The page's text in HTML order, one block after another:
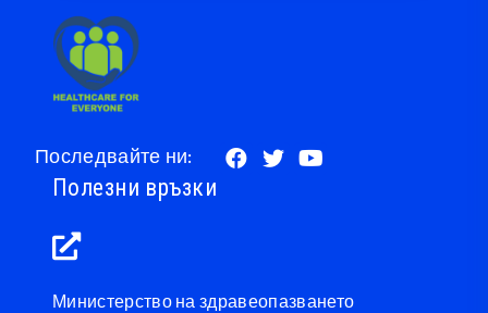
Последвайте ни:
Полезни връзки
Министерство на здравеопазването